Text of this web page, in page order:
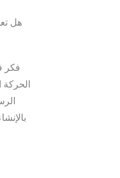
هل
فكر
الحركة